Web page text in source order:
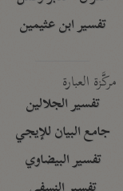
تفسير ابن عثيمين
مركَّزة العبارة
تفسير الجلالين
جامع البيان للإيجي
تفسير البيضاوي